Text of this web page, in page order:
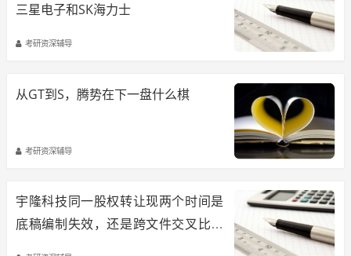
三星电子和SK海力士
考研资深辅导
从GT到S，腾势在下一盘什么棋
考研资深辅导
宇隆科技同一股权转让现两个时间是
底稿编制失效，还是跨文件交叉比对